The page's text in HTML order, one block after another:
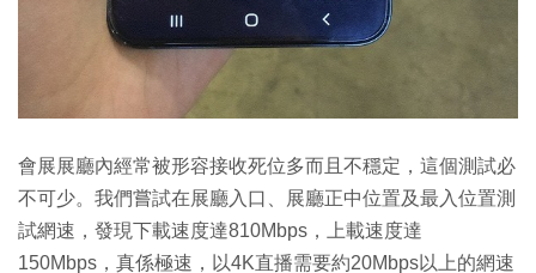
會展展廳內經常被形容接收死位多而且不穩定，這個測試必
不可少。我們嘗試在展廳入口、展廳正中位置及最入位置測
試網速，發現下載速度達810Mbps，上載速度達
150Mbps，真係極速，以4K直播需要約20Mbps以上的網速